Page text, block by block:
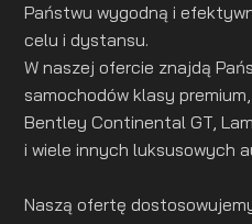
Państwu wygodną i
celu i dystansu.
W naszej ofercie znajdą
samochodów klasy
Bentley Continental GT,
i wiele innych luksusowych
Naszą ofertę